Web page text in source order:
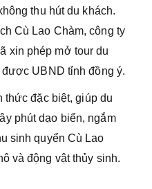
thu hút du khách.
Cù Lao Chàm, công ty
xin phép mở tour du
UBND tỉnh đồng ý.
đặc biệt, giúp du
phút dạo biển, ngắm
sinh quyển Cù Lao
và động vật thủy sinh.